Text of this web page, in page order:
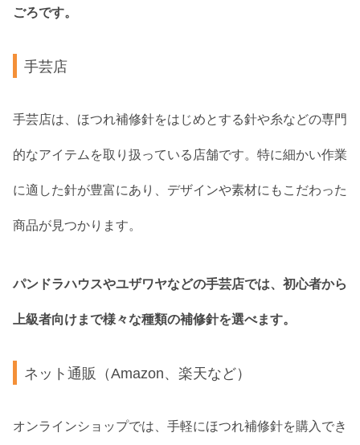
ごろです。
手芸店
手芸店は、ほつれ補修針をはじめとする針や糸などの専門
的なアイテムを取り扱っている店舗です。特に細かい作業
に適した針が豊富にあり、デザインや素材にもこだわった
商品が見つかります。
パンドラハウスやユザワヤなどの手芸店では、初心者から
上級者向けまで様々な種類の補修針を選べます。
ネット通販（Amazon、楽天など）
オンラインショップでは、手軽にほつれ補修針を購入でき